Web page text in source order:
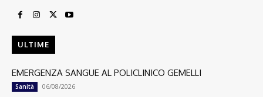
ULTIME
EMERGENZA SANGUE AL POLICLINICO GEMELLI
Sanità 06/08/2026